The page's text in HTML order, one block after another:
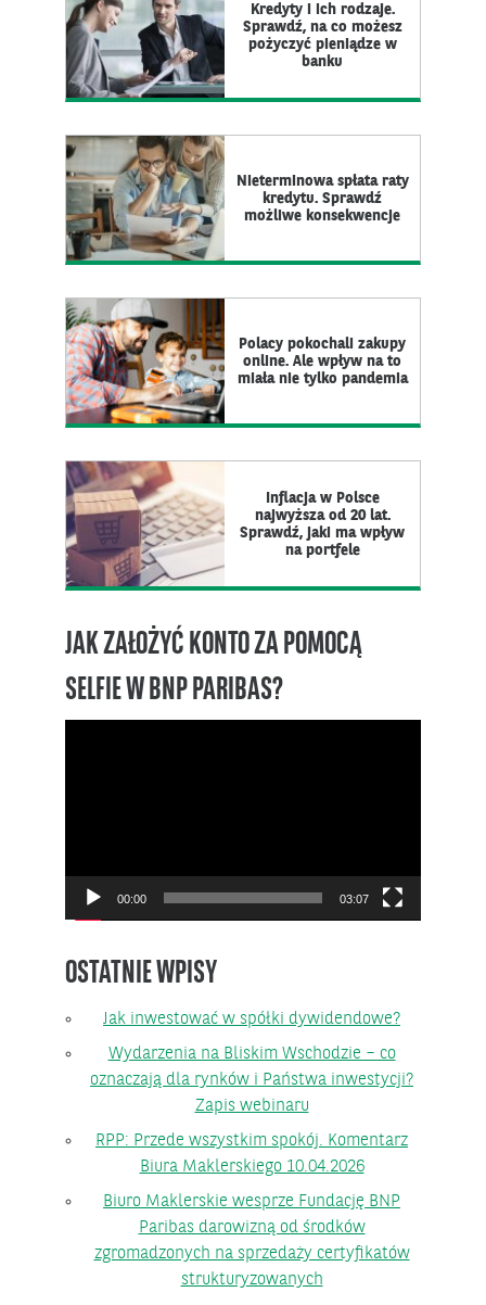
Kredyty i ich rodzaje.
Sprawdź, na co możesz
pożyczyć pieniądze w
banku
Nieterminowa spłata raty
kredytu. Sprawdź
możliwe konsekwencje
Polacy pokochali zakupy
online. Ale wpływ na to
miała nie tylko pandemia
Inflacja w Polsce
najwyższa od 20 lat.
Sprawdź, jaki ma wpływ
na portfele
JAK ZAŁOŻYĆ KONTO ZA POMOCĄ
SELFIE W BNP PARIBAS?
00:00 03:07
OSTATNIE WPISY
Jak inwestować w spółki dywidendowe?
Wydarzenia na Bliskim Wschodzie – co
oznaczają dla rynków i Państwa inwestycji?
Zapis webinaru
RPP: Przede wszystkim spokój. Komentarz
Biura Maklerskiego 10.04.2026
Biuro Maklerskie wesprze Fundację BNP
Paribas darowizną od środków
zgromadzonych na sprzedaży certyfikatów
strukturyzowanych